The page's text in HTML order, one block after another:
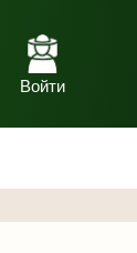
Войти